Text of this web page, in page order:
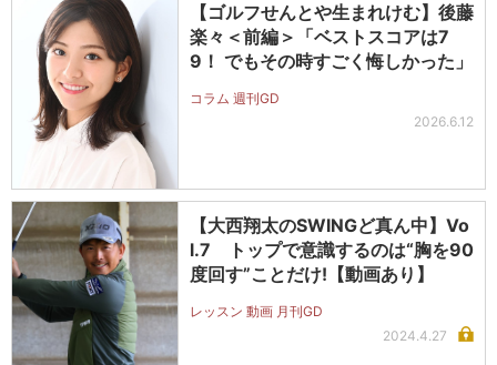
【ゴルフせんとや生まれけむ】後藤
楽々＜前編＞「ベストスコアは7
9！ でもその時すごく悔しかった」
コラム 週刊GD
2026.6.12
【大西翔太のSWINGど真ん中】Vo
l.7 トップで意識するのは“胸を90
度回す”ことだけ!【動画あり】
レッスン 動画 月刊GD
2024.4.27